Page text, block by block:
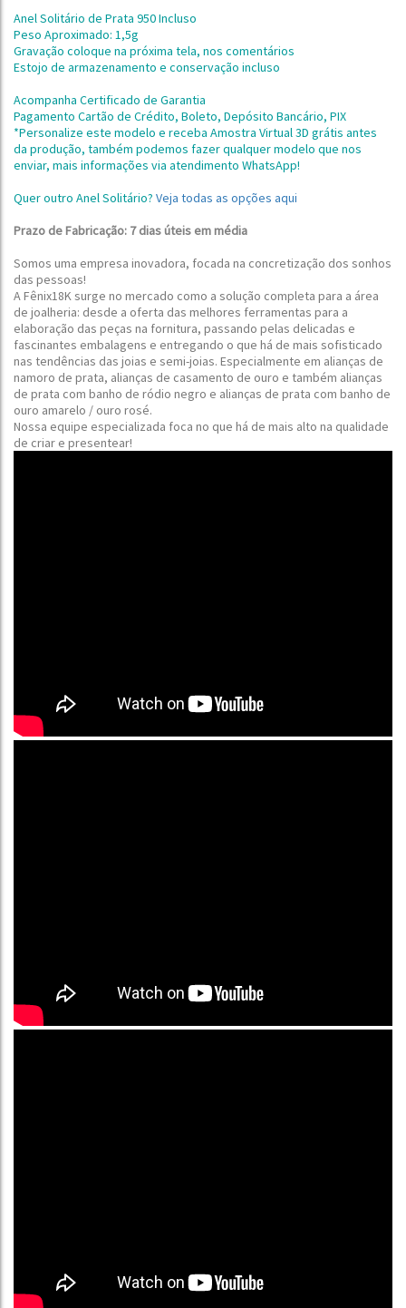
Anel Solitário de Prata 950 Incluso
Peso Aproximado: 1,5g
Gravação coloque na próxima tela, nos comentários
Estojo de armazenamento e conservação incluso
Acompanha Certificado de Garantia
Pagamento Cartão de Crédito, Boleto, Depósito Bancário, PIX
*Personalize este modelo e receba Amostra Virtual 3D grátis antes
da produção, também podemos fazer qualquer modelo que nos
enviar, mais informações via atendimento WhatsApp!
Quer outro Anel Solitário? Veja todas as opções aqui
Prazo de Fabricação: 7 dias úteis em média
Somos uma empresa inovadora, focada na concretização dos sonhos
das pessoas!
A Fênix18K surge no mercado como a solução completa para a área
de joalheria: desde a oferta das melhores ferramentas para a
elaboração das peças na fornitura, passando pelas delicadas e
fascinantes embalagens e entregando o que há de mais sofisticado
nas tendências das joias e semi-joias. Especialmente em alianças de
namoro de prata, alianças de casamento de ouro e também alianças
de prata com banho de ródio negro e alianças de prata com banho de
ouro amarelo / ouro rosé.
Nossa equipe especializada foca no que há de mais alto na qualidade
de criar e presentear!